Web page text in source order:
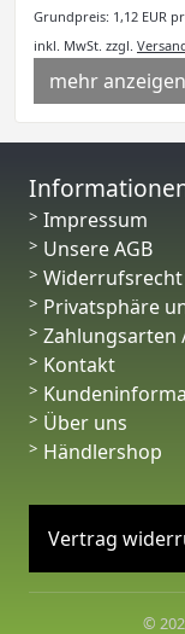
Grundpreis: 1,12 EUR
inkl. MwSt. zzgl.
mehr anzeigen
Impressum
Unsere AGB
Privatsphäre
Zahlungsarten
Kontakt
Über uns
Händlershop
Vertrag
©